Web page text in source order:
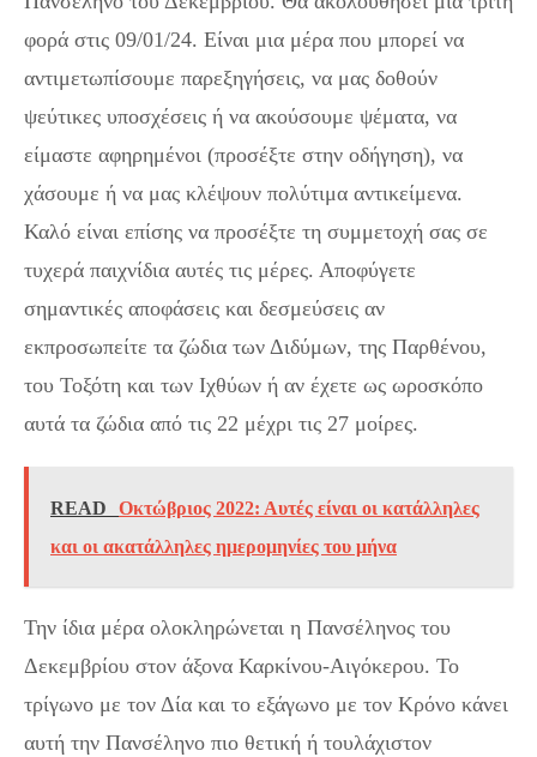
φορά στις 09/01/24. Είναι μια μέρα που μπορεί να
αντιμετωπίσουμε παρεξηγήσεις, να μας δοθούν
ψεύτικες υποσχέσεις ή να ακούσουμε ψέματα, να
είμαστε αφηρημένοι (προσέξτε στην οδήγηση), να
χάσουμε ή να μας κλέψουν πολύτιμα αντικείμενα.
Καλό είναι επίσης να προσέξτε τη συμμετοχή σας σε
τυχερά παιχνίδια αυτές τις μέρες. Αποφύγετε
σημαντικές αποφάσεις και δεσμεύσεις αν
εκπροσωπείτε τα ζώδια των Διδύμων, της Παρθένου,
του Τοξότη και των Ιχθύων ή αν έχετε ως ωροσκόπο
αυτά τα ζώδια από τις 22 μέχρι τις 27 μοίρες.
READ
Οκτώβριος 2022: Αυτές είναι οι κατάλληλες
και οι ακατάλληλες ημερομηνίες του μήνα
Την ίδια μέρα ολοκληρώνεται η Πανσέληνος του
Δεκεμβρίου στον άξονα Καρκίνου-Αιγόκερου. Το
τρίγωνο με τον Δία και το εξάγωνο με τον Κρόνο κάνει
αυτή την Πανσέληνο πιο θετική ή τουλάχιστον